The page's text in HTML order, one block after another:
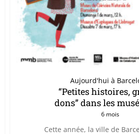
Aujourd'hui à
“Petites histoires,
dons” dans les
6 mois
Cette année, la ville de